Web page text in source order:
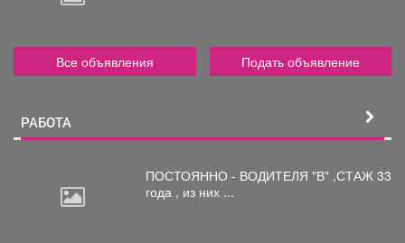
Все объявления Подать объявление
РАБОТА
ПОСТОЯННО - ВОДИТЕЛЯ "В" ,СТАЖ 33
года , из них ...